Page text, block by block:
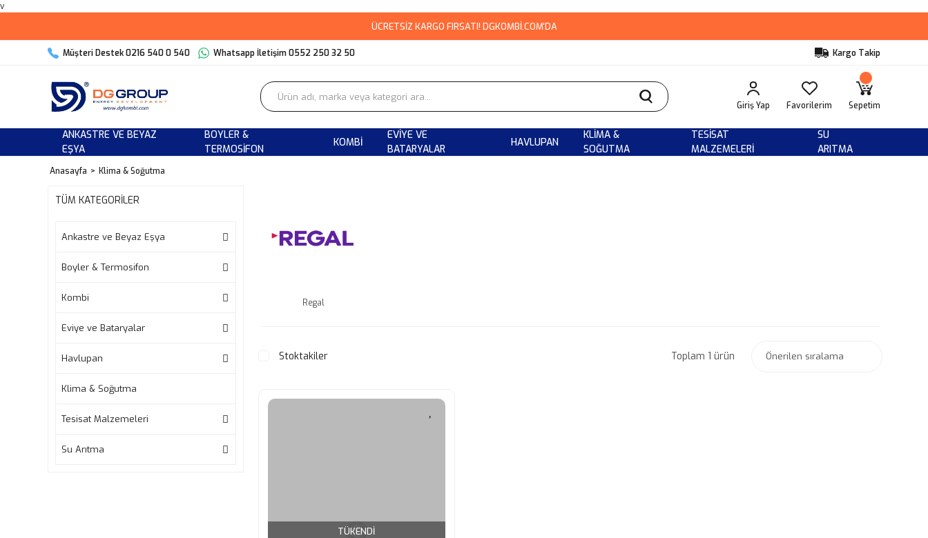
v
ÜCRETSİZ KARGO FIRSATI! DGKOMBİ.COM'DA
Müşteri Destek 0216 540 0 540 Whatsapp İletişim 0552 250 32 50 Kargo Takip
Giriş Yap Favorilerim Sepetim
ANKASTRE VE BEYAZ
EŞYA
BOYLER &
TERMOSIFON
KOMBI
EVIYE VE
BATARYALAR
HAVLUPAN
KLIMA &
SOĞUTMA
TESISAT
MALZEMELERI
SU
ARITMA
Anasayfa Klima & Soğutma
TÜM KATEGORİLER
Ankastre ve Beyaz Eşya
Boyler & Termosifon
Kombi
Eviye ve Bataryalar
Havlupan
Klima & Soğutma
Tesisat Malzemeleri
Su Arıtma
Regal
Stoktakiler Toplam 1 ürün
TÜKENDİ